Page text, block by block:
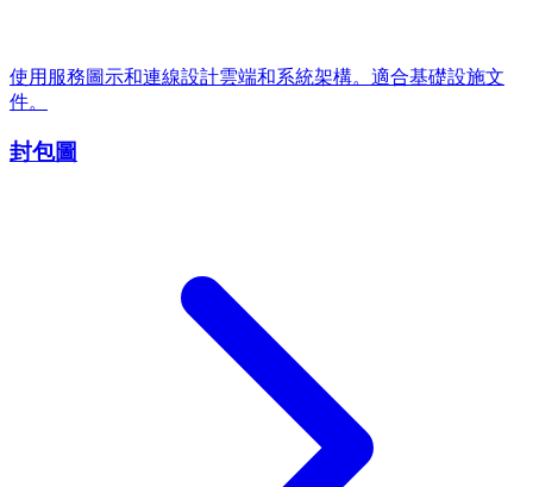
使用服務圖示和連線設計雲端和系統架構。適合基礎設施文
件。
封包圖